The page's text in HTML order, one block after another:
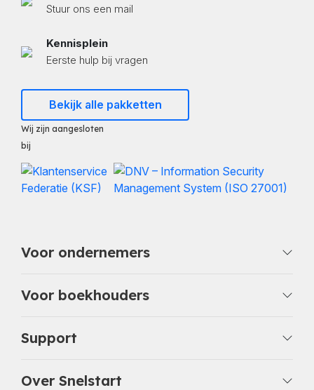
Stuur ons een mail
Kennisplein
Eerste hulp bij vragen
Bekijk alle pakketten
Wij zijn aangesloten
bij
Voor ondernemers
Voor boekhouders
Support
Over Snelstart